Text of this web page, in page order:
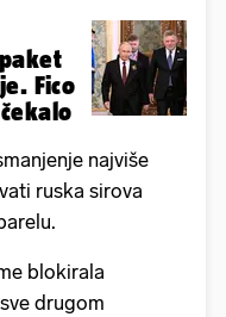
Fico
najviše
ruska sirova
blokirala
drugom